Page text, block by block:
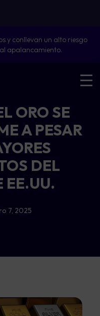
y conllevan un alto riesgo
apalancamiento.
ORO SE
A PESAR
DEL
EE.UU.
7, 2025